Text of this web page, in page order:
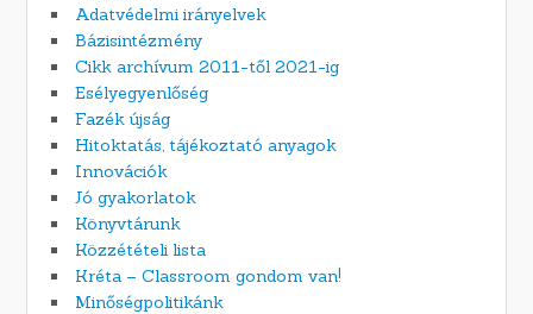
Adatvédelmi irányelvek
Bázisintézmény
Cikk archívum 2011-től 2021-ig
Esélyegyenlőség
Fazék újság
Hitoktatás, tájékoztató anyagok
Innovációk
Jó gyakorlatok
Könyvtárunk
Közzétételi lista
Kréta – Classroom gondom van!
Minőségpolitikánk